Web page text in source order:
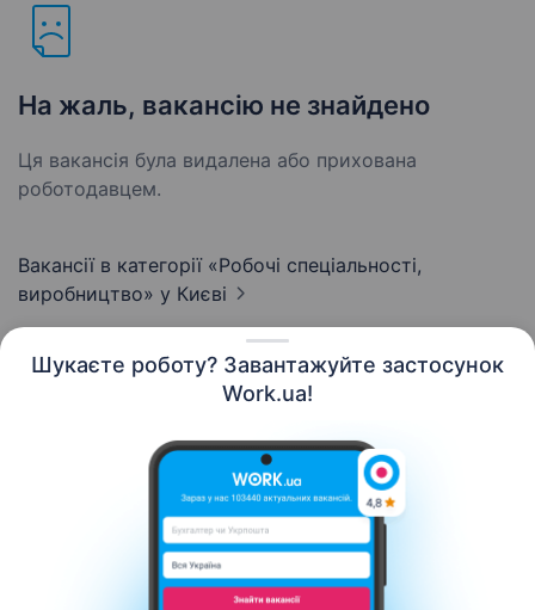
Шукаєте роботу? Завантажуйте застосунок
Work.ua!
На жаль, вакансію не знайдено
Ця вакансія була видалена або прихована
роботодавцем.
Вакансії в категорії «Робочі спеціальності,
виробництво» у Києві